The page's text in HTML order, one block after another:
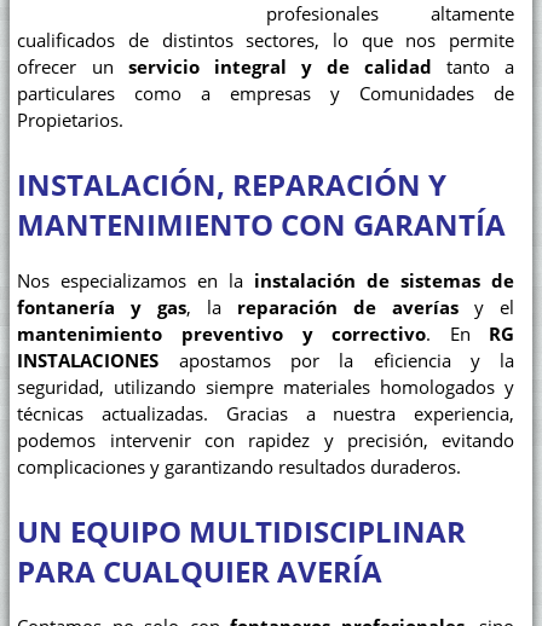
profesionales altamente
cualificados de distintos sectores, lo que nos permite
ofrecer un servicio integral y de calidad tanto a
particulares como a empresas y Comunidades de
Propietarios.
INSTALACIÓN, REPARACIÓN Y
MANTENIMIENTO CON GARANTÍA
Nos especializamos en la instalación de sistemas de
fontanería y gas, la reparación de averías y el
mantenimiento preventivo y correctivo. En RG
INSTALACIONES apostamos por la eficiencia y la
seguridad, utilizando siempre materiales homologados y
técnicas actualizadas. Gracias a nuestra experiencia,
podemos intervenir con rapidez y precisión, evitando
complicaciones y garantizando resultados duraderos.
UN EQUIPO MULTIDISCIPLINAR
PARA CUALQUIER AVERÍA